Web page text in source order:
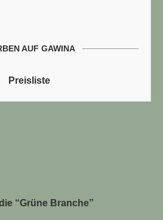
AUF GAWINA
Preisliste
“Grüne Branche”